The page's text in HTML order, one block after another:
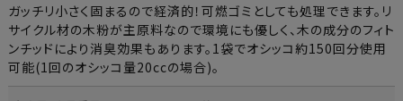
ガッチリ小さく固まるので経済的！可燃ゴミとしても処理できます。リ
サイクル材の木粉が主原料なので環境にも優しく、木の成分のフィト
ンチッドにより消臭効果もあります。1袋でオシッコ約150回分使用
可能(1回のオシッコ量20ccの場合)。